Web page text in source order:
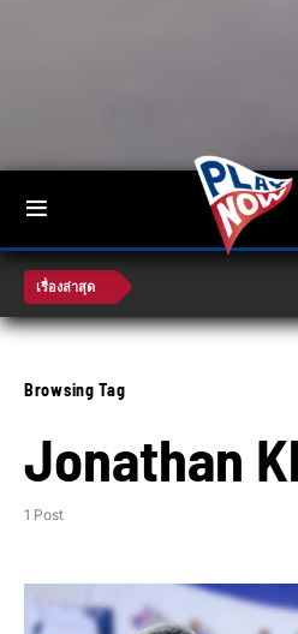
เรื่องล่าสุด
Browsing Tag
Jonathan
1 Post